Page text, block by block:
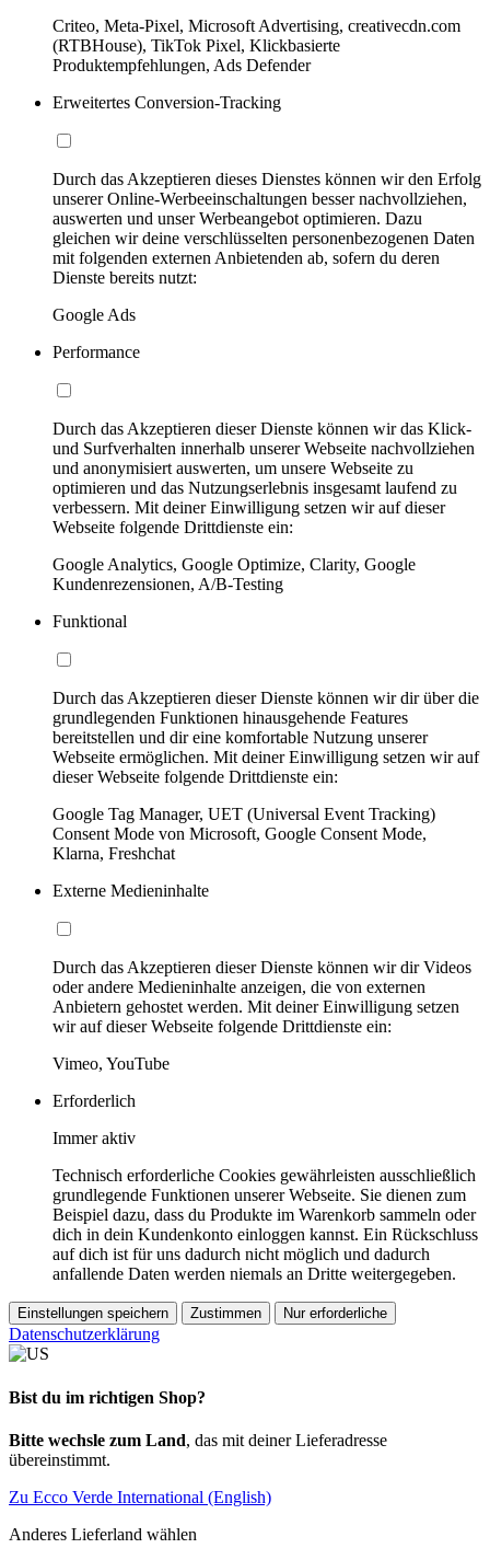
Criteo, Meta-Pixel, Microsoft Advertising, creativecdn.com
(RTBHouse), TikTok Pixel, Klickbasierte
Produktempfehlungen, Ads Defender
Erweitertes Conversion-Tracking
Durch das Akzeptieren dieses Dienstes können wir den Erfolg
unserer Online-Werbeeinschaltungen besser nachvollziehen,
auswerten und unser Werbeangebot optimieren. Dazu
gleichen wir deine verschlüsselten personenbezogenen Daten
mit folgenden externen Anbietenden ab, sofern du deren
Dienste bereits nutzt:
Google Ads
Performance
Durch das Akzeptieren dieser Dienste können wir das Klick-
und Surfverhalten innerhalb unserer Webseite nachvollziehen
und anonymisiert auswerten, um unsere Webseite zu
optimieren und das Nutzungserlebnis insgesamt laufend zu
verbessern. Mit deiner Einwilligung setzen wir auf dieser
Webseite folgende Drittdienste ein:
Google Analytics, Google Optimize, Clarity, Google
Kundenrezensionen, A/B-Testing
Funktional
Durch das Akzeptieren dieser Dienste können wir dir über die
grundlegenden Funktionen hinausgehende Features
bereitstellen und dir eine komfortable Nutzung unserer
Webseite ermöglichen. Mit deiner Einwilligung setzen wir auf
dieser Webseite folgende Drittdienste ein:
Google Tag Manager, UET (Universal Event Tracking)
Consent Mode von Microsoft, Google Consent Mode,
Klarna, Freshchat
Externe Medieninhalte
Durch das Akzeptieren dieser Dienste können wir dir Videos
oder andere Medieninhalte anzeigen, die von externen
Anbietern gehostet werden. Mit deiner Einwilligung setzen
wir auf dieser Webseite folgende Drittdienste ein:
Vimeo, YouTube
Erforderlich
Immer aktiv
Technisch erforderliche Cookies gewährleisten ausschließlich
grundlegende Funktionen unserer Webseite. Sie dienen zum
Beispiel dazu, dass du Produkte im Warenkorb sammeln oder
dich in dein Kundenkonto einloggen kannst. Ein Rückschluss
auf dich ist für uns dadurch nicht möglich und dadurch
anfallende Daten werden niemals an Dritte weitergegeben.
Einstellungen speichern Zustimmen Nur erforderliche
Datenschutzerklärung
Bist du im richtigen Shop?
Bitte wechsle zum Land, das mit deiner Lieferadresse
übereinstimmt.
Zu Ecco Verde International (English)
Anderes Lieferland wählen